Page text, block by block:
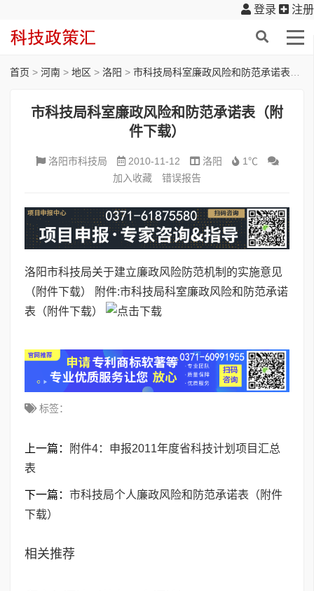
登录 注册
首页 > 河南 > 地区 > 洛阳 > 市科技局科室廉政风险和防范承诺表（附件下载）
市科技局科室廉政风险和防范承诺表（附
件下载）
洛阳市科技局 2010-11-12 洛阳
1℃
加入收藏
错误报告
洛阳市科技局关于建立廉政风险防范机制的实施意见
（附件下载）
附件:市科技局科室廉政风险和防范承诺
表（附件下载）
标签：
上一篇：
附件4：申报2011年度省科技计划项目汇总
表
下一篇： 市科技局个人廉政风险和防范承诺表（附件
下载）
相关推荐